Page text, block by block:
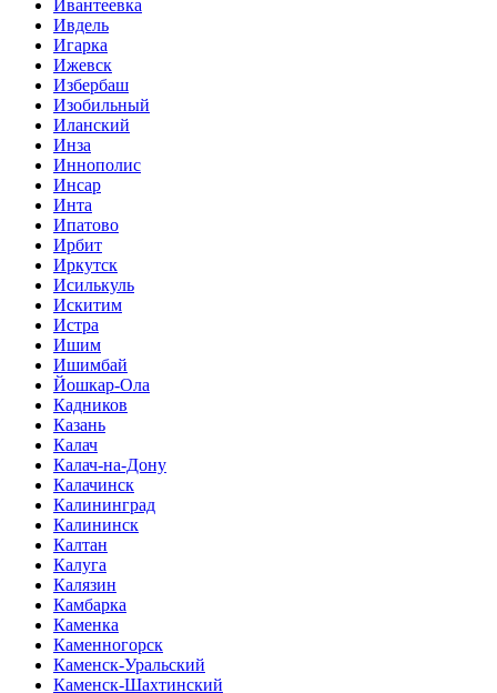
Ивантеевка
Ивдель
Игарка
Ижевск
Избербаш
Изобильный
Иланский
Инза
Иннополис
Инсар
Инта
Ипатово
Ирбит
Иркутск
Исилькуль
Искитим
Истра
Ишим
Ишимбай
Йошкар-Ола
Кадников
Казань
Калач
Калач-на-Дону
Калачинск
Калининград
Калининск
Калтан
Калуга
Калязин
Камбарка
Каменка
Каменногорск
Каменск-Уральский
Каменск-Шахтинский